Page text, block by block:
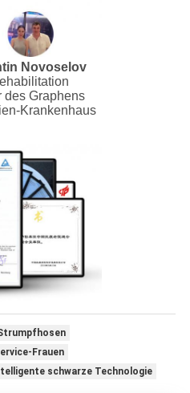
Novoselov
des Graphens
Krankenhaus
Frauen
schwarze Technologie